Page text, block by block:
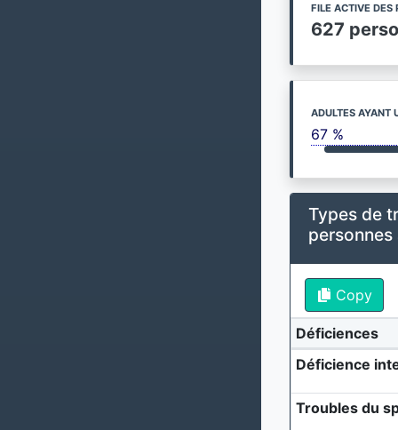
FILE ACTIVE DES
627
ADULTES AYANT
67 %
Types de
Copy
Déficiences
Déficience
Troubles du